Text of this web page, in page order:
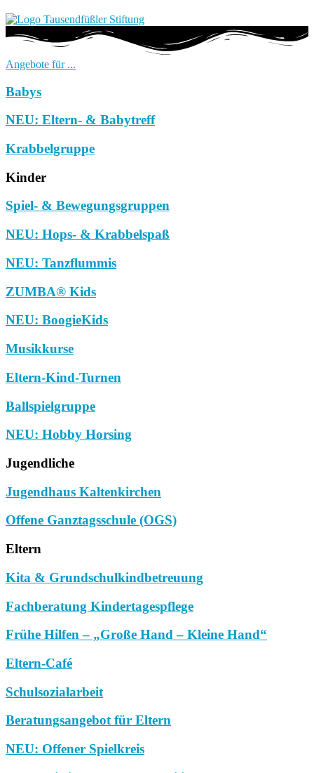
Angebote für ...
Babys
NEU: Eltern- & Babytreff
Krabbelgruppe
Kinder
Spiel- & Bewegungsgruppen
NEU: Hops- & Krabbelspaß
NEU: Tanzflummis
ZUMBA® Kids
NEU: BoogieKids
Musikkurse
Eltern-Kind-Turnen
Ballspielgruppe
NEU: Hobby Horsing
Jugendliche
Jugendhaus Kaltenkirchen
Offene Ganztagsschule (OGS)
Eltern
Kita & Grundschulkindbetreuung
Fachberatung Kindertagespflege
Frühe Hilfen – „Große Hand – Kleine Hand“
Eltern-Café
Schulsozialarbeit
Beratungsangebot für Eltern
NEU: Offener Spielkreis